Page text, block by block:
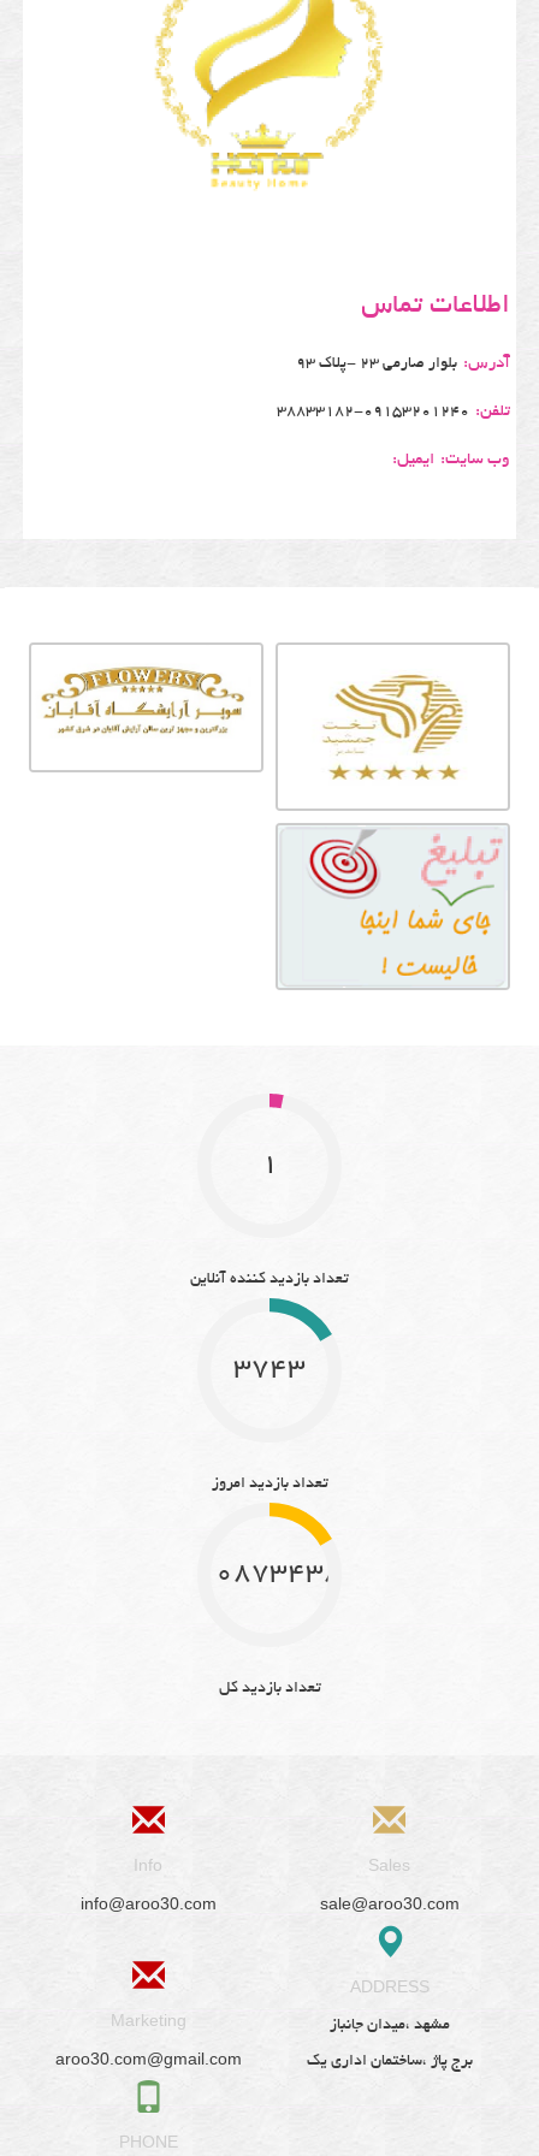
اطلاعات تماس
آدرس: بلوار صارمی 23 -پلاک 93
تلفن: 38833182-09153201240
وب سایت: ایمیل:
1
تعداد بازدید کننده آنلاین
3743
تعداد بازدید امروز
10873438
تعداد بازدید کل
Info
info@aroo30.com
Sales
sale@aroo30.com
Marketing
aroo30.com@gmail.com
ADDRESS
مشهد ،میدان جانباز
برج پاژ ،ساختمان اداری یک
PHONE